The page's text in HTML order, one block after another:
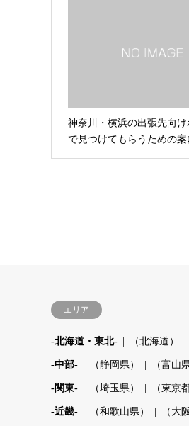
神奈川・横浜の出張先向
で見つけてもらうための案
エリア
-北海道・東北- （北海道）
-中部- （静岡県） （富山
-関東- （埼玉県） （東京
-近畿- （和歌山県） （大